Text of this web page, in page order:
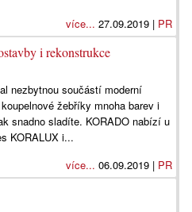
více... 27.09.2019 | PR
i rekonstrukce
nezbytnou součástí moderní
žebříky mnoha barev i
snadno sladíte. KORADO nabízí u
KORALUX i...
více... 06.09.2019 | PR